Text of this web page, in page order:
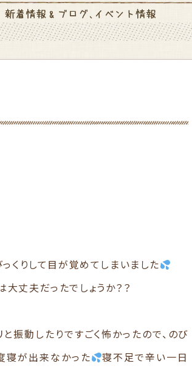
くりして目が覚めてしまいました
丈夫だったでしょうか？？
振動したりですごく怖かったので、のび
寝が出来なかった
寝不足で辛い一日